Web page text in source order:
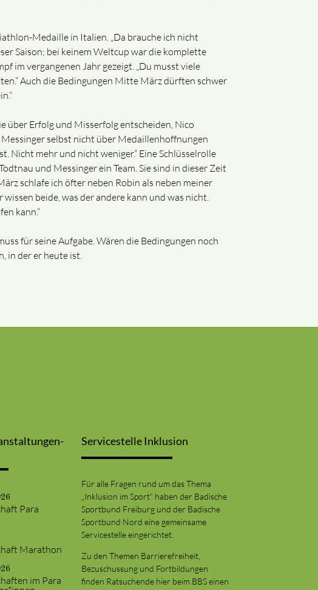
Medaille in Italien. „Da brauche ich nicht
Saison; bei keinem Weltcup war die komplette
im vergangenen Jahr gezeigt. „Du musst viele
Auch die Bedingungen Mitte März dürften schwer
über Erfolg und Misserfolg entscheiden, Nico
Messinger selbst nicht über Medaillenhoffnungen
Nicht mehr und nicht weniger.“ Eine Schlüsselrolle
und Messinger ein Team. Sie sind in dieser Zeit
schlafe ich öfter neben Robin als neben meiner
beide, was der andere kann und was nicht.
kann.“
für seine Aufgabe. Wären die Bedingungen noch
in der er heute ist.
Para
Marathon
im Para
Servicestelle Inklusion
Für alle Fragen rund um das Thema
„Inklusion im Sport“ haben der Badische
Sportbund Freiburg und der Badische
Sportbund Nord eine gemeinsame
Servicestelle eingerichtet.
Zu den Themen Barrierefreiheit,
Bezuschussung und Fortbildungen
finden Ratsuchende hier beim BBS einen